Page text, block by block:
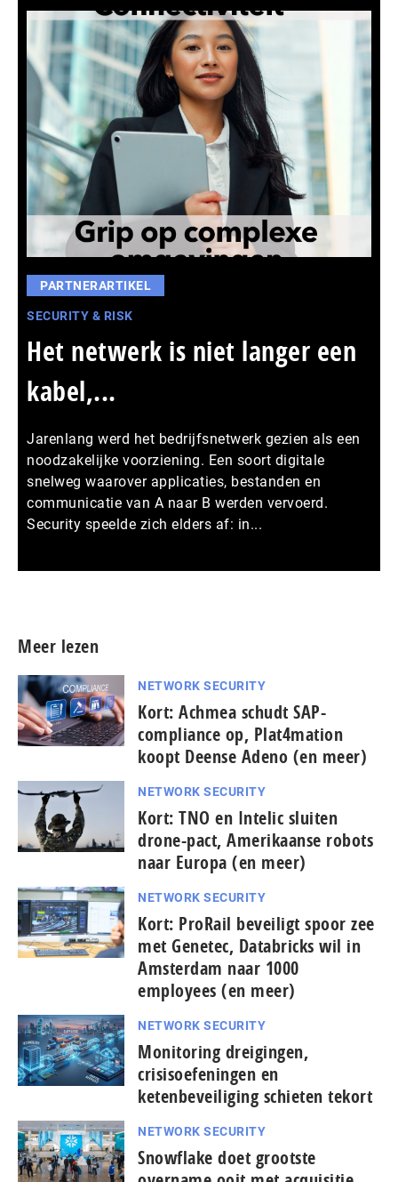
PARTNERARTIKEL
SECURITY & RISK
Het netwerk is niet langer een
kabel,...
Jarenlang werd het bedrijfsnetwerk gezien als een
noodzakelijke voorziening. Een soort digitale
snelweg waarover applicaties, bestanden en
communicatie van A naar B werden vervoerd.
Security speelde zich elders af: in...
Meer lezen
NETWORK SECURITY
Kort: Achmea schudt SAP-
compliance op, Plat4mation
koopt Deense Adeno (en meer)
NETWORK SECURITY
Kort: TNO en Intelic sluiten
drone-pact, Amerikaanse robots
naar Europa (en meer)
NETWORK SECURITY
Kort: ProRail beveiligt spoor zee
met Genetec, Databricks wil in
Amsterdam naar 1000
employees (en meer)
NETWORK SECURITY
Monitoring dreigingen,
crisisoefeningen en
ketenbeveiliging schieten tekort
NETWORK SECURITY
Snowflake doet grootste